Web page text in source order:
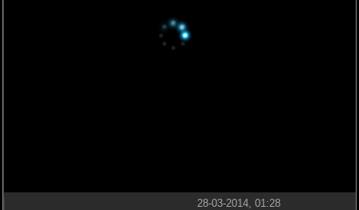
28-03-2014, 01:28